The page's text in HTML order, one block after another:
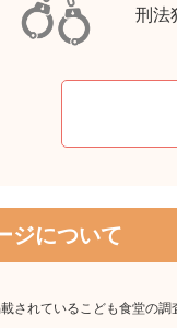
刑法
ジについて
載されているこども食堂の調